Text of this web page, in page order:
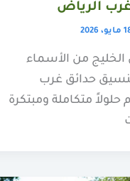
الرياض
2026
من الأسماء
حدائق غرب
متكاملة ومبتكرة